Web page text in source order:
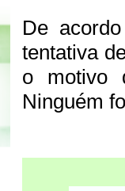
De
tentativa
o motivo
Ninguém